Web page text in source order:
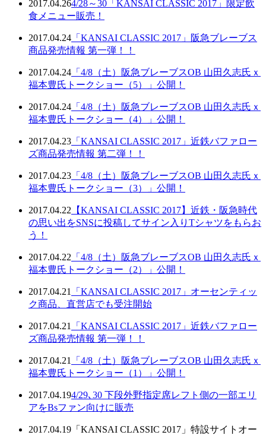
2017.04.264/28～30「KANSAI CLASSIC 2017」限定飲
食メニュー販売！
2017.04.24 「KANSAI CLASSIC 2017」阪急ブレーブス
商品発売情報 第一弾！！
2017.04.24 「4/8（土）阪急ブレーブスOB 山田久志氏ｘ
福本豊氏トークショー（5）」公開！
2017.04.24 「4/8（土）阪急ブレーブスOB 山田久志氏ｘ
福本豊氏トークショー（4）」公開！
2017.04.23 「KANSAI CLASSIC 2017」近鉄バファロー
ズ商品発売情報 第二弾！！
2017.04.23 「4/8（土）阪急ブレーブスOB 山田久志氏ｘ
福本豊氏トークショー（3）」公開！
2017.04.22 【KANSAI CLASSIC 2017】近鉄・阪急時代
の思い出をSNSに投稿してサイン入りTシャツをもらお
う！
2017.04.22 「4/8（土）阪急ブレーブスOB 山田久志氏ｘ
福本豊氏トークショー（2）」公開！
2017.04.21
「KANSAI CLASSIC 2017」オーセンティッ
ク商品、直営店でも受注開始
2017.04.21
「KANSAI CLASSIC 2017」近鉄バファロー
ズ商品発売情報 第一弾！！
2017.04.21
「4/8（土）阪急ブレーブスOB 山田久志氏ｘ
福本豊氏トークショー（1）」公開！
2017.04.194/29､30 下段外野指定席レフト側の一部エリ
アをBsファン向けに販売
2017.04.19 「KANSAI CLASSIC 2017」特設サイトオー